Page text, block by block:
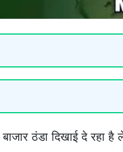
ठंडा दिखाई दे